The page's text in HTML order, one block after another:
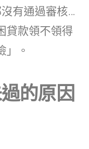
有通過審核…
貸款領不領得
」。
的原因